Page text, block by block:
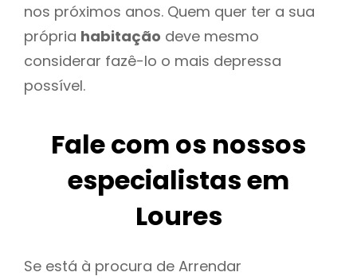
nos próximos anos. Quem quer ter a sua
própria habitação deve mesmo
considerar fazê-lo o mais depressa
possível.
Fale com os nossos
especialistas em
Loures
Se está à procura de Arrendar